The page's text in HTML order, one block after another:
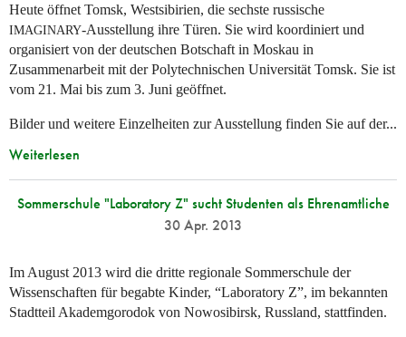
Heute öffnet Tomsk, Westsibirien, die sechste russische
IMAGINARY-Ausstellung ihre Türen. Sie wird koordiniert und
organisiert von der deutschen Botschaft in Moskau in
Zusammenarbeit mit der Polytechnischen Universität Tomsk. Sie ist
vom 21. Mai bis zum 3. Juni geöffnet.
Bilder und weitere Einzelheiten zur Ausstellung finden Sie auf der...
Weiterlesen
Sommerschule "Laboratory Z" sucht Studenten als Ehrenamtliche
30 Apr. 2013
Im August 2013 wird die dritte regionale Sommerschule der
Wissenschaften für begabte Kinder, “Laboratory Z”, im bekannten
Stadtteil Akademgorodok von Nowosibirsk, Russland, stattfinden.